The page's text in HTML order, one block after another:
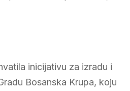
inicijativu za izradu i
Bosanska Krupa, koju